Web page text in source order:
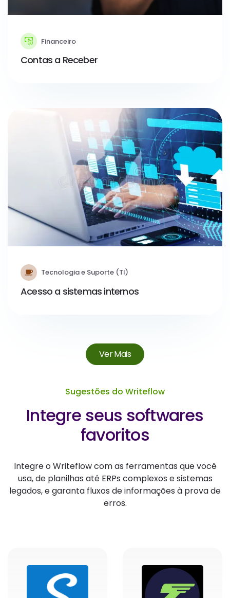
Financeiro
Contas a Receber
Tecnologia e Suporte (TI)
Acesso a sistemas internos
Ver Mais
Sugestões do Writeflow
Integre seus softwares
favoritos
Integre o Writeflow com as ferramentas que você
usa, de planilhas até ERPs complexos e sistemas
legados, e garanta fluxos de informações à prova de
erros.